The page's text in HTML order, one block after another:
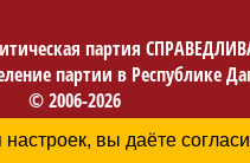
партия
партии в Республике
© 2006-2026
обработки персональных
вы даёте